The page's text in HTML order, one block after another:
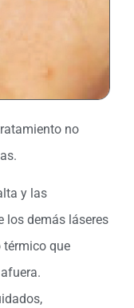
no
y las
los demás láseres
que